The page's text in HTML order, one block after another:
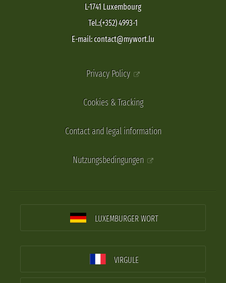
L-1741 Luxembourg
Tel.:(+352) 4993-1
E-mail: contact@mywort.lu
Privacy Policy
Cookies & Tracking
Contact and legal information
Nutzungsbedingungen
LUXEMBURGER WORT
VIRGULE